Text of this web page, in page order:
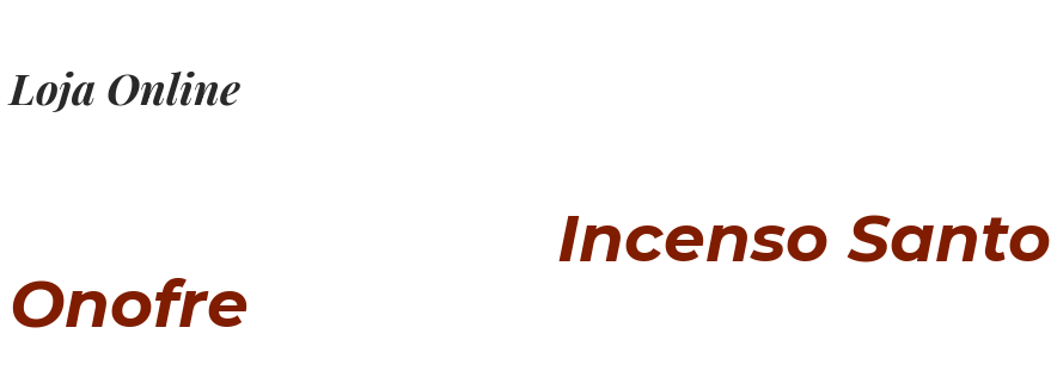
Loja Online
Incenso Santo
Onofre